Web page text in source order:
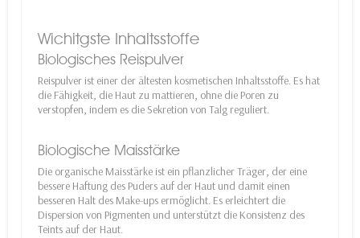
Wichitgste Inhaltsstoffe
Biologisches Reispulver
Reispulver ist einer der ältesten kosmetischen Inhaltsstoffe. Es hat
die Fähigkeit, die Haut zu mattieren, ohne die Poren zu
verstopfen, indem es die Sekretion von Talg reguliert.
Biologische Maisstärke
Die organische Maisstärke ist ein pflanzlicher Träger, der eine
bessere Haftung des Puders auf der Haut und damit einen
besseren Halt des Make-ups ermöglicht. Es erleichtert die
Dispersion von Pigmenten und unterstützt die Konsistenz des
Teints auf der Haut.